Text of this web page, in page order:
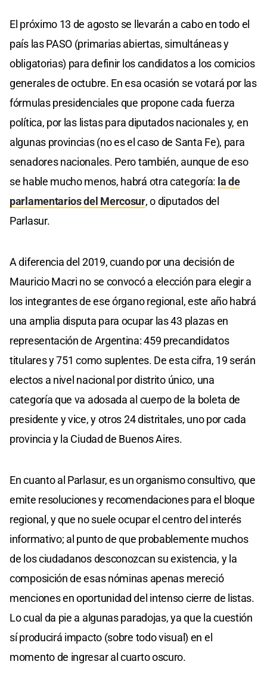
El próximo 13 de agosto se llevarán a cabo en todo el
país las PASO (primarias abiertas, simultáneas y
obligatorias) para definir los candidatos a los comicios
generales de octubre. En esa ocasión se votará por las
fórmulas presidenciales que propone cada fuerza
política, por las listas para diputados nacionales y, en
algunas provincias (no es el caso de Santa Fe), para
senadores nacionales. Pero también, aunque de eso
se hable mucho menos, habrá otra categoría: la de
parlamentarios del Mercosur, o diputados del
Parlasur.
A diferencia del 2019, cuando por una decisión de
Mauricio Macri no se convocó a elección para elegir a
los integrantes de ese órgano regional, este año habrá
una amplia disputa para ocupar las 43 plazas en
representación de Argentina: 459 precandidatos
titulares y 751 como suplentes. De esta cifra, 19 serán
electos a nivel nacional por distrito único, una
categoría que va adosada al cuerpo de la boleta de
presidente y vice, y otros 24 distritales, uno por cada
provincia y la Ciudad de Buenos Aires.
En cuanto al Parlasur, es un organismo consultivo, que
emite resoluciones y recomendaciones para el bloque
regional, y que no suele ocupar el centro del interés
informativo; al punto de que probablemente muchos
de los ciudadanos desconozcan su existencia, y la
composición de esas nóminas apenas mereció
menciones en oportunidad del intenso cierre de listas.
Lo cual da pie a algunas paradojas, ya que la cuestión
sí producirá impacto (sobre todo visual) en el
momento de ingresar al cuarto oscuro.